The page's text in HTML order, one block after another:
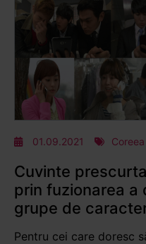
01.09.2021 Coreea
Cuvinte
prin fuzionarea a
grupe de
Pentru cei care doresc